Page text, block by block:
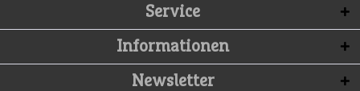
Service
Informationen
Newsletter